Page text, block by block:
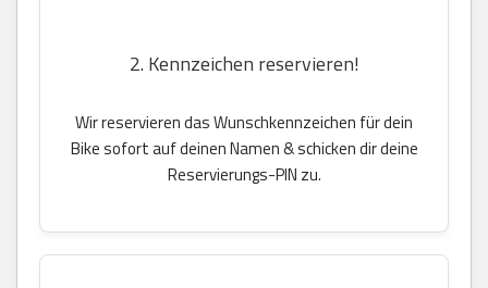
2. Kennzeichen reservieren!
Wir reservieren das Wunschkennzeichen für dein
Bike sofort auf deinen Namen & schicken dir deine
Reservierungs-PIN zu.